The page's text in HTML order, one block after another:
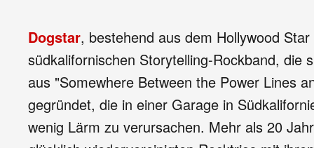
Dogstar, bestehend aus dem Hollywood Star
südkalifornischen Storytelling-Rockband, die
aus "Somewhere Between the Power Lines
gegründet, die in einer Garage in
wenig Lärm zu verursachen. Mehr als 20